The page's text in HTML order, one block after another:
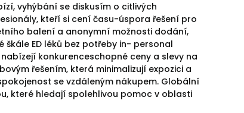
vyhýbání se diskusím o citlivých
kteří si cení času-úspora řešení pro
balení a anonymní možnosti dodání,
ED léků bez potřeby in- personal
konkurenceschopné ceny a slevy na
řešením, která minimalizují expozici a
se vzdáleným nákupem. Globální
které hledají spolehlivou pomoc v oblasti